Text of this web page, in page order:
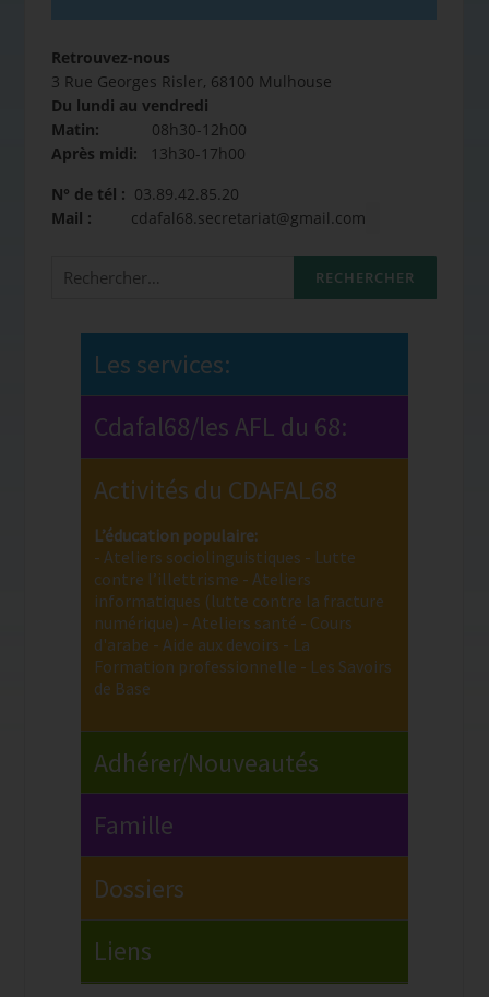
Retrouvez-nous
3 Rue Georges Risler, 68100 Mulhouse
Du lundi au vendredi
Matin: 08h30-12h00
Après midi: 13h30-17h00
N° de tél : 03.89.42.85.20
Mail : cdafal68.secretariat@gmail.com